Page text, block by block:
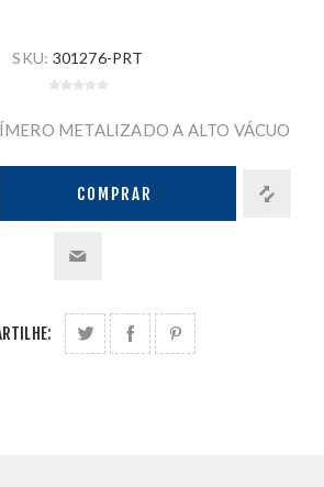
SKU: 301276-PRT
METALIZADO A ALTO VÁCUO
COMPRAR